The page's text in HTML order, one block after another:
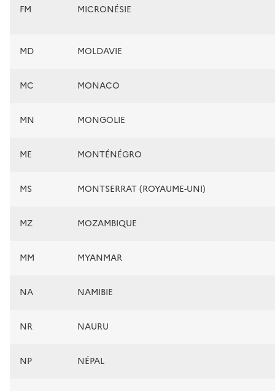
FM MICRONÉSIE
MD MOLDAVIE
MC MONACO
MN MONGOLIE
ME MONTÉNÉGRO
MS MONTSERRAT (ROYAUME-UNI)
MZ MOZAMBIQUE
MM MYANMAR
NA NAMIBIE
NR NAURU
NP NÉPAL